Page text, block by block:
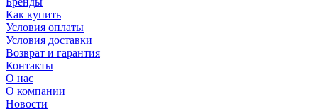
Как купить
Условия оплаты
Условия доставки
Возврат и гарантия
Контакты
О нас
О компании
Новости